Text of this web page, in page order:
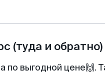
(туда и обратно)
по выгодной цене🙌.